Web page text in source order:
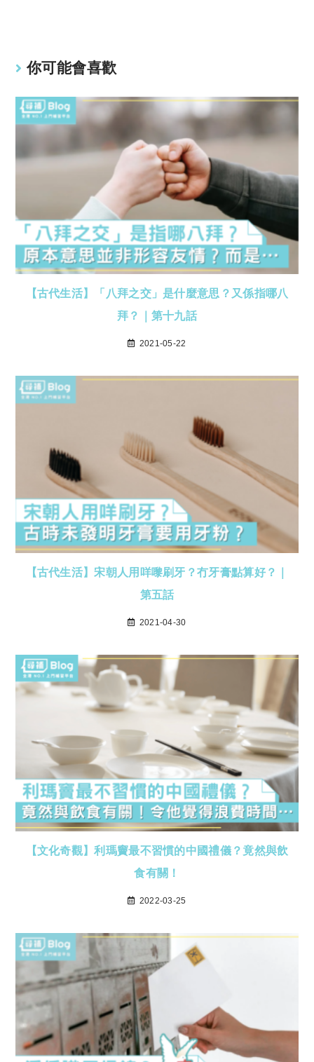
你可能會喜歡
【古代生活】「八拜之交」是什麼意思？又係指哪八
拜？｜第十九話
2021-05-22
【古代生活】宋朝人用咩嚟刷牙？冇牙膏點算好？｜
第五話
2021-04-30
【文化奇觀】利瑪竇最不習慣的中國禮儀？竟然與飲
食有關！
2022-03-25